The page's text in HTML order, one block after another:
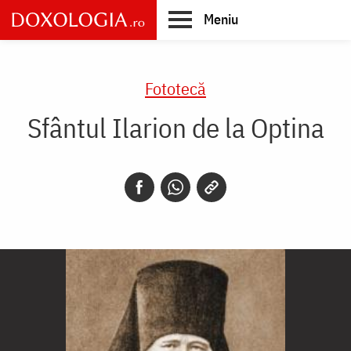
Skip
to
main
Meniu
Fototecă
Sfântul Ilarion de la Optina